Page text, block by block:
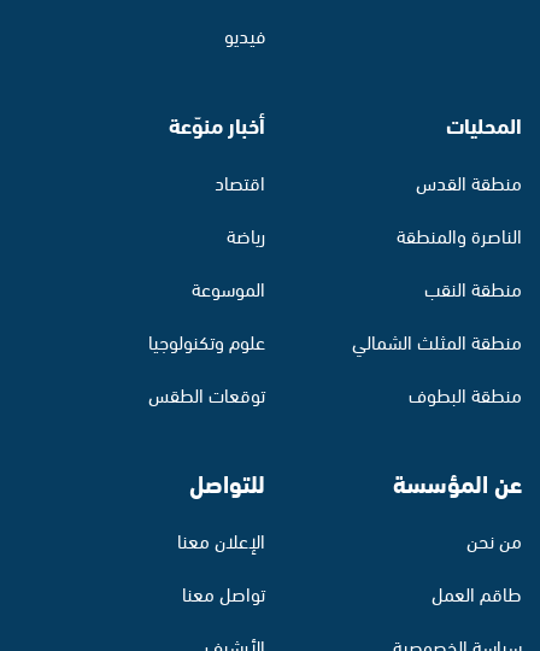
فيديو
المحليات
منطقة القدس
الناصرة والمنطقة
منطقة النقب
منطقة المثلث الشمالي
منطقة البطوف
أخبار منوّعة
اقتصاد
رياضة
الموسوعة
علوم وتكنولوجيا
توقعات الطقس
عن المؤسسة
من نحن
طاقم العمل
للتواصل
الإعلان معنا
تواصل معنا